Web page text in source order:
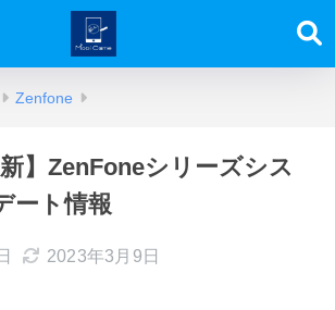
Zenfone
新】ZenFoneシリーズシス
ート情報
2023年3月9日